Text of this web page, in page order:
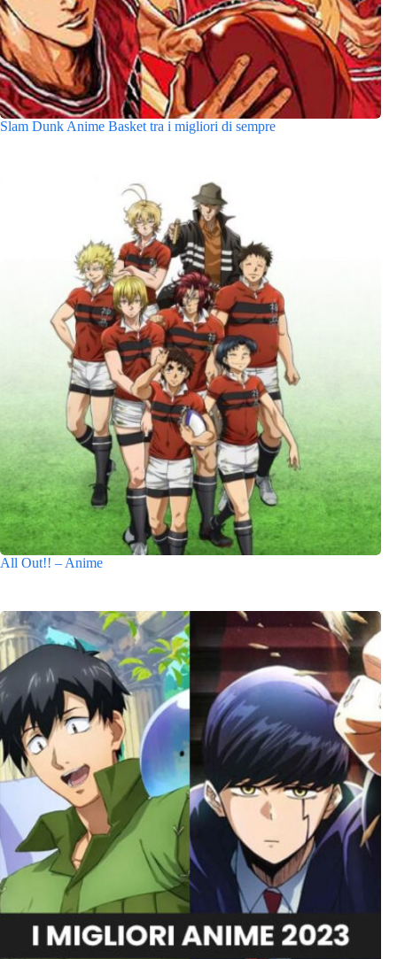
Slam Dunk Anime Basket tra i migliori di sempre
All Out!! – Anime